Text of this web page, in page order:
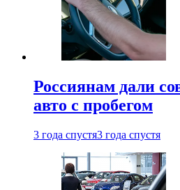
Россиянам дали
авто с пробегом
3 года спустя3 года спустя